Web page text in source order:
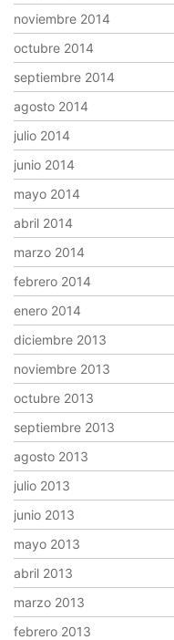
noviembre 2014
octubre 2014
septiembre 2014
agosto 2014
julio 2014
junio 2014
mayo 2014
abril 2014
marzo 2014
febrero 2014
enero 2014
diciembre 2013
noviembre 2013
octubre 2013
septiembre 2013
agosto 2013
julio 2013
junio 2013
mayo 2013
abril 2013
marzo 2013
febrero 2013